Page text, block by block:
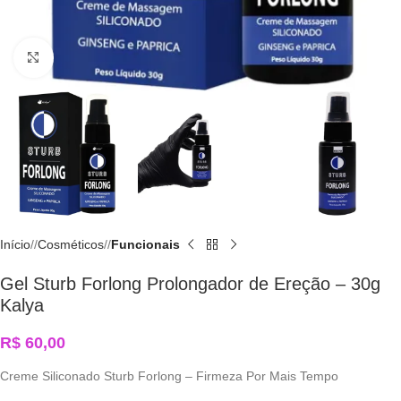
Click to enlarge
Início/ Cosméticos/ Funcionais
Gel Sturb Forlong Prolongador de Ereção – 30g
Kalya
R$ 60,00
Creme Siliconado Sturb Forlong – Firmeza Por Mais Tempo